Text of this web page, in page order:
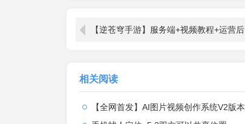
相关阅读
【全网首发】AI图片视频创作系统V2版本